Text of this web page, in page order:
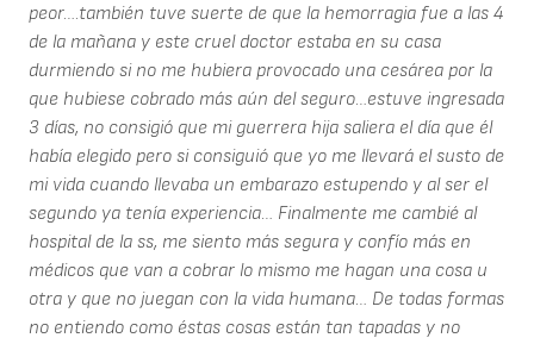
peor….también tuve suerte de que la hemorragia fue a las 4
de la mañana y este cruel doctor estaba en su casa
durmiendo si no me hubiera provocado una cesárea por la
que hubiese cobrado más aún del seguro…estuve ingresada
3 días, no consigió que mi guerrera hija saliera el día que él
había elegido pero si consiguió que yo me llevará el susto de
mi vida cuando llevaba un embarazo estupendo y al ser el
segundo ya tenía experiencia… Finalmente me cambié al
hospital de la ss, me siento más segura y confío más en
médicos que van a cobrar lo mismo me hagan una cosa u
otra y que no juegan con la vida humana… De todas formas
no entiendo como éstas cosas están tan tapadas y no